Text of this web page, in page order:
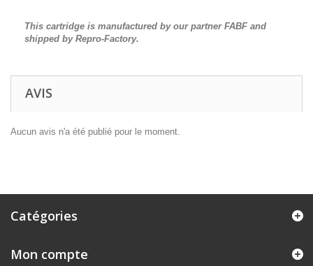
This cartridge is manufactured by our partner FABF and
shipped by Repro-Factory.
AVIS
Aucun avis n'a été publié pour le moment.
Catégories
Mon compte